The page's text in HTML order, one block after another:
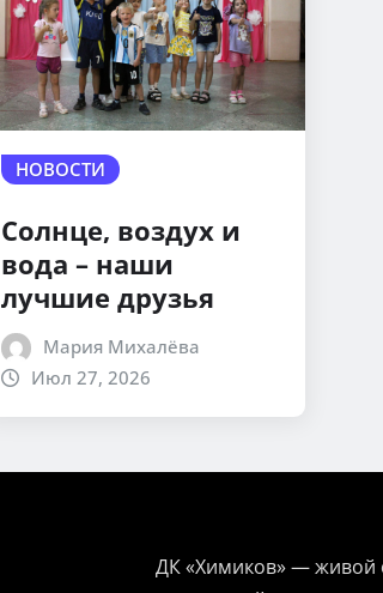
НОВОСТИ
Солнце, воздух и
вода – наши
лучшие друзья
Мария Михалёва
Июл 27, 2026
ДК «Химиков» — живой